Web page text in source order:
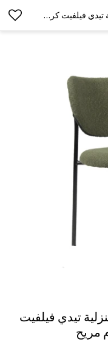
كرسي داخلي لغرفة الطعام المنزلية تيدي فيلفيت كرسي أثاث منزلي كرسي طعام مريح
تيدي فيلفيت
مريح